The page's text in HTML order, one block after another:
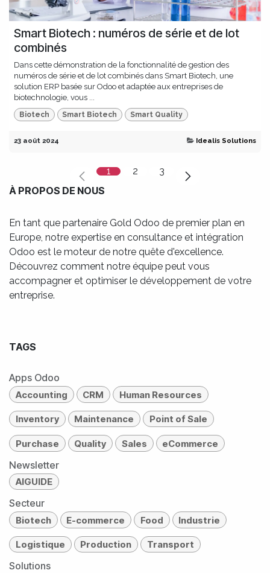
Smart Biotech : numéros de série et de lot
combinés
Dans cette démonstration de la fonctionnalité de gestion des
numéros de série et de lot combinés dans Smart Biotech, une
solution ERP basée sur Odoo et adaptée aux entreprises de
biotechnologie, vous ...
Biotech Smart Biotech Smart Quality
23 août 2024 Idealis Solutions
1 2 3
À PROPOS DE NOUS
En tant que partenaire Gold Odoo de premier plan en
Europe, notre expertise en consultance et intégration
Odoo est le moteur de notre quête d'excellence.
Découvrez comment notre équipe peut vous
accompagner et optimiser le développement de votre
entreprise.
TAGS
Apps Odoo
Accounting CRM Human Resources
Inventory Maintenance Point of Sale
Purchase Quality Sales eCommerce
Newsletter
AIGUIDE
Secteur
Biotech E-commerce Food Industrie
Logistique Production Transport
Solutions